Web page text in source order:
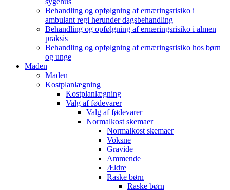
Behandling og opfølgning af ernæringsrisiko i
ambulant regi herunder dagsbehandling
Behandling og opfølgning af ernæringsrisiko i almen
praksis
Behandling og opfølgning af ernæringsrisiko hos børn
og unge
Maden
Maden
Kostplanlægning
Kostplanlægning
Valg af fødevarer
Valg af fødevarer
Normalkost skemaer
Normalkost skemaer
Voksne
Gravide
Ammende
Ældre
Raske børn
Raske børn